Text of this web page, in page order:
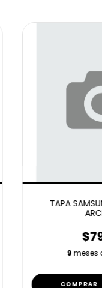
TAPA
9 meses